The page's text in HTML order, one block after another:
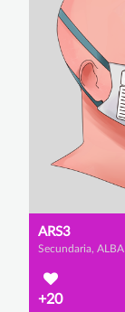
ARS3
+20